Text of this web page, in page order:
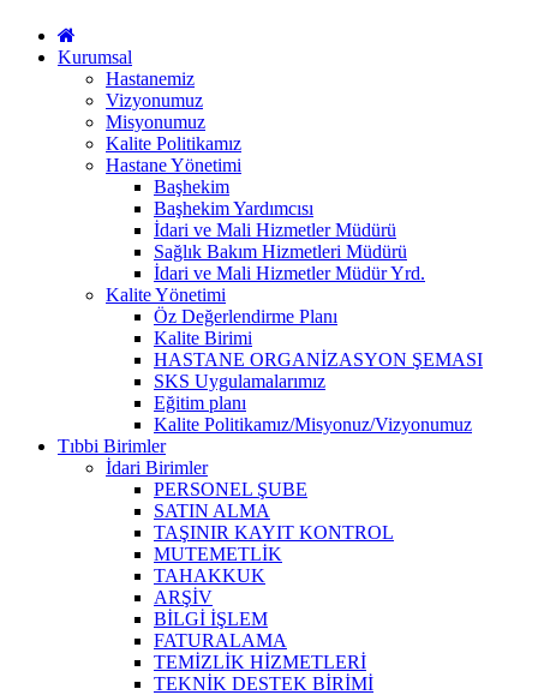
Kurumsal
Hastanemiz
Vizyonumuz
Misyonumuz
Kalite Politikamız
Hastane Yönetimi
Başhekim
Başhekim Yardımcısı
İdari ve Mali Hizmetler Müdürü
Sağlık Bakım Hizmetleri Müdürü
İdari ve Mali Hizmetler Müdür Yrd.
Kalite Yönetimi
Öz Değerlendirme Planı
Kalite Birimi
HASTANE ORGANİZASYON ŞEMASI
SKS Uygulamalarımız
Eğitim planı
Kalite Politikamız/Misyonuz/Vizyonumuz
Tıbbi Birimler
İdari Birimler
PERSONEL ŞUBE
SATIN ALMA
TAŞINIR KAYIT KONTROL
MUTEMETLİK
TAHAKKUK
ARŞİV
BİLGİ İŞLEM
FATURALAMA
TEMİZLİK HİZMETLERİ
TEKNİK DESTEK BİRİMİ